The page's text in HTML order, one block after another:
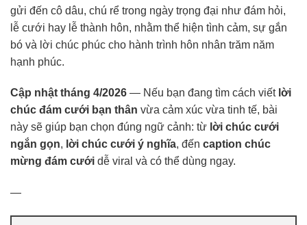
gửi đến cô dâu, chú rể trong ngày trọng đại như đám hỏi,
lễ cưới hay lễ thành hôn, nhằm thể hiện tình cảm, sự gắn
bó và lời chúc phúc cho hành trình hôn nhân trăm năm
hạnh phúc.
Cập nhật tháng 4/2026 — Nếu bạn đang tìm cách viết lời
chúc đám cưới bạn thân vừa cảm xúc vừa tinh tế, bài
này sẽ giúp bạn chọn đúng ngữ cảnh: từ lời chúc cưới
ngắn gọn, lời chúc cưới ý nghĩa, đến caption chúc
mừng đám cưới dễ viral và có thể dùng ngay.
—